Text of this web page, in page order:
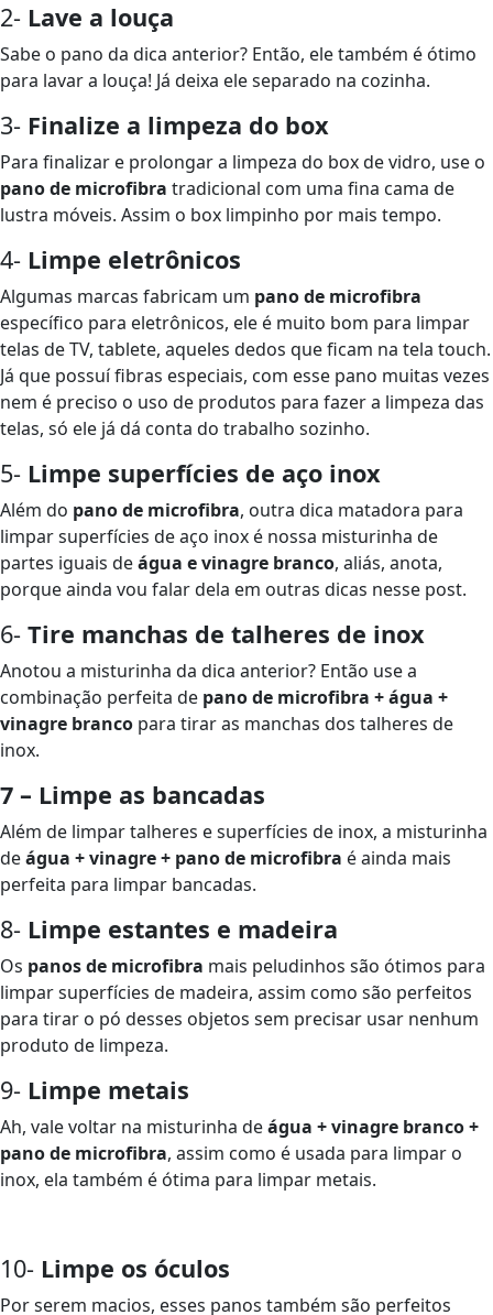
2- Lave a louça
Sabe o pano da dica anterior? Então, ele também é ótimo
para lavar a louça! Já deixa ele separado na cozinha.
3- Finalize a limpeza do box
Para finalizar e prolongar a limpeza do box de vidro, use o
pano de microfibra tradicional com uma fina cama de
lustra móveis. Assim o box limpinho por mais tempo.
4- Limpe eletrônicos
Algumas marcas fabricam um pano de microfibra
específico para eletrônicos, ele é muito bom para limpar
telas de TV, tablete, aqueles dedos que ficam na tela touch.
Já que possuí fibras especiais, com esse pano muitas vezes
nem é preciso o uso de produtos para fazer a limpeza das
telas, só ele já dá conta do trabalho sozinho.
5- Limpe superfícies de aço inox
Além do pano de microfibra, outra dica matadora para
limpar superfícies de aço inox é nossa misturinha de
partes iguais deágua e vinagre branco, aliás, anota,
porque ainda vou falar dela em outras dicas nesse post.
6- Tire manchas de talheres de inox
Anotou a misturinha da dica anterior? Então use a
combinação perfeita de pano de microfibra + água +
vinagre branco para tirar as manchas dos talheres de
inox.
7 – Limpe as bancadas
Além de limpar talheres e superfícies de inox, a misturinha
deágua + vinagre + pano de microfibra é ainda mais
perfeita para limpar bancadas.
8- Limpe estantes e madeira
Os panos de microfibra mais peludinhos são ótimos para
limpar superfícies de madeira, assim como são perfeitos
para tirar o pó desses objetos sem precisar usar nenhum
produto de limpeza.
9- Limpe metais
Ah, vale voltar na misturinha deágua + vinagre branco +
pano de microfibra, assim como é usada para limpar o
inox, ela também é ótima para limpar metais.
10- Limpe os óculos
Por serem macios, esses panos também são perfeitos